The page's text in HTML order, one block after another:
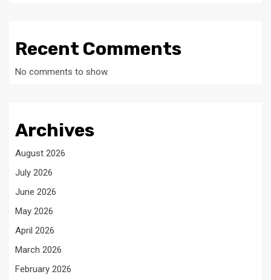
Recent Comments
No comments to show.
Archives
August 2026
July 2026
June 2026
May 2026
April 2026
March 2026
February 2026